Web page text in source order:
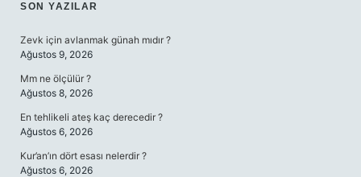
SIDEBAR
SON YAZILAR
Zevk için avlanmak günah mıdır ?
Ağustos 9, 2026
Mm ne ölçülür ?
Ağustos 8, 2026
En tehlikeli ateş kaç derecedir ?
Ağustos 6, 2026
Kur’an’ın dört esası nelerdir ?
Ağustos 6, 2026